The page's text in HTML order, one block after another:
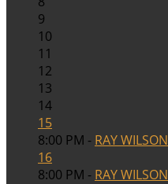
9
10
11
12
13
14
15
8:00 PM - RAY WILSON
16
8:00 PM - RAY WILSON